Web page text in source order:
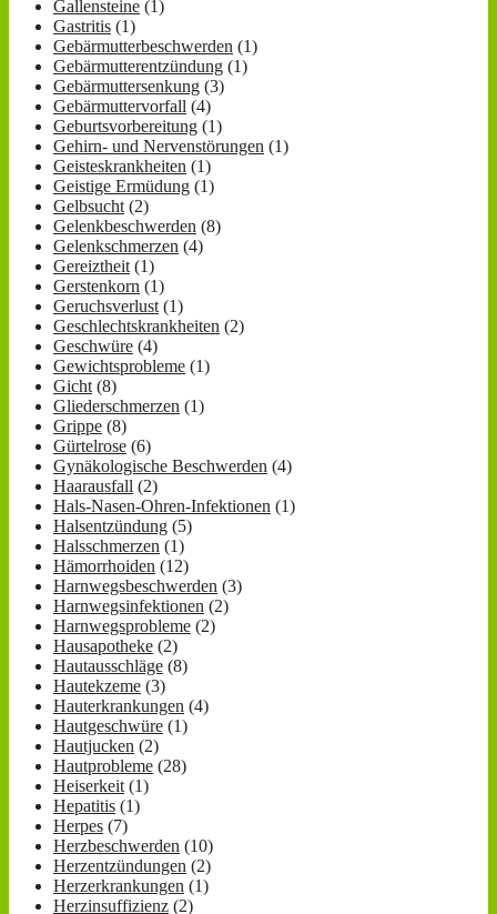
Gallensteine (1)
Gastritis (1)
Gebärmutterbeschwerden (1)
Gebärmutterentzündung (1)
Gebärmuttersenkung (3)
Gebärmuttervorfall (4)
Geburtsvorbereitung (1)
Gehirn- und Nervenstörungen (1)
Geisteskrankheiten (1)
Geistige Ermüdung (1)
Gelbsucht (2)
Gelenkbeschwerden (8)
Gelenkschmerzen (4)
Gereiztheit (1)
Gerstenkorn (1)
Geruchsverlust (1)
Geschlechtskrankheiten (2)
Geschwüre (4)
Gewichtsprobleme (1)
Gicht (8)
Gliederschmerzen (1)
Grippe (8)
Gürtelrose (6)
Gynäkologische Beschwerden (4)
Haarausfall (2)
Hals-Nasen-Ohren-Infektionen (1)
Halsentzündung (5)
Halsschmerzen (1)
Hämorrhoiden (12)
Harnwegsbeschwerden (3)
Harnwegsinfektionen (2)
Harnwegsprobleme (2)
Hausapotheke (2)
Hautausschläge (8)
Hautekzeme (3)
Hauterkrankungen (4)
Hautgeschwüre (1)
Hautjucken (2)
Hautprobleme (28)
Heiserkeit (1)
Hepatitis (1)
Herpes (7)
Herzbeschwerden (10)
Herzentzündungen (2)
Herzerkrankungen (1)
Herzinsuffizienz (2)